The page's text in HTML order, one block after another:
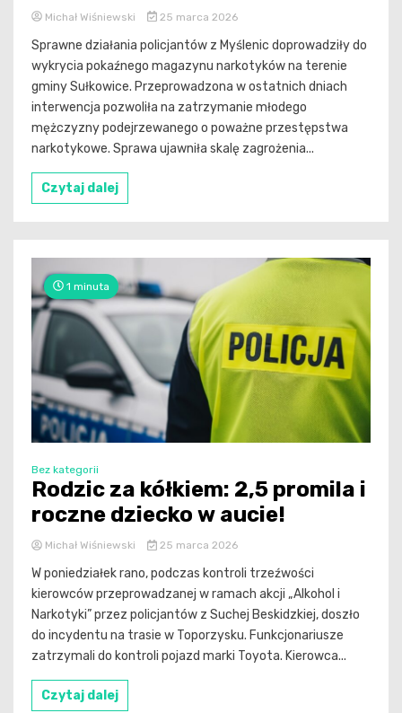
Michał Wiśniewski 25 marca 2026
Sprawne działania policjantów z Myślenic doprowadziły do
wykrycia pokaźnego magazynu narkotyków na terenie
gminy Sułkowice. Przeprowadzona w ostatnich dniach
interwencja pozwoliła na zatrzymanie młodego
mężczyzny podejrzewanego o poważne przestępstwa
narkotykowe. Sprawa ujawniła skalę zagrożenia...
Czytaj dalej
1 minuta
Bez kategorii
Rodzic za kółkiem: 2,5 promila i
roczne dziecko w aucie!
Michał Wiśniewski 25 marca 2026
W poniedziałek rano, podczas kontroli trzeźwości
kierowców przeprowadzanej w ramach akcji „Alkohol i
Narkotyki” przez policjantów z Suchej Beskidzkiej, doszło
do incydentu na trasie w Toporzysku. Funkcjonariusze
zatrzymali do kontroli pojazd marki Toyota. Kierowca...
Czytaj dalej